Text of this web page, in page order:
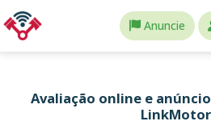
Anuncie
Avaliação online e